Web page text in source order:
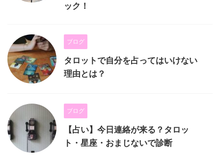
ック！
ブログ
タロットで自分を占ってはいけない
理由とは？
ブログ
【占い】今日連絡が来る？タロッ
ト・星座・おまじないで診断